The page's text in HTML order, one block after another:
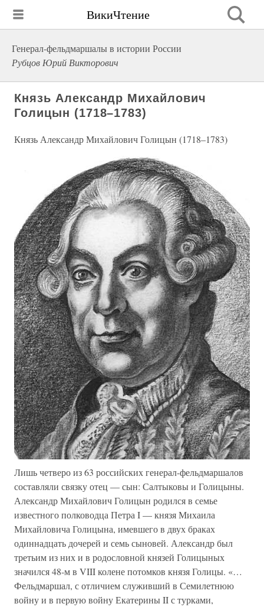
ВикиЧтение
Генерал-фельдмаршалы в истории России
Рубцов Юрий Викторович
Князь Александр Михайлович
Голицын (1718–1783)
Князь Александр Михайлович Голицын (1718–1783)
Лишь четверо из 63 российских генерал-фельдмаршалов
составляли связку отец — сын: Салтыковы и Голицыны.
Александр Михайлович Голицын родился в семье
известного полководца Петра I — князя Михаила
Михайловича Голицына, имевшего в двух браках
одиннадцать дочерей и семь сыновей. Александр был
третьим из них и в родословной князей Голицыных
значился 48-м в VIII колене потомков князя Голицы. «…
Фельдмаршал, с отличием служивший в Семилетнюю
войну и в первую войну Екатерины II с турками,